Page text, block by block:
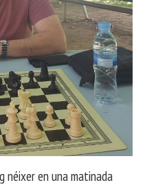
néixer en una matinada